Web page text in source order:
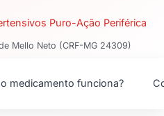
Puro-Ação Periférica
Mello Neto (CRF-MG 24309)
medicamento funciona?